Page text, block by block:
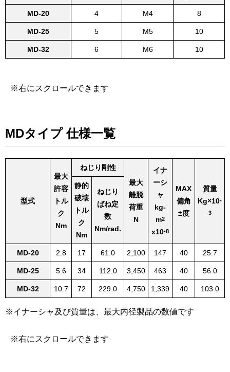
MD-20 4 M4 8
MD-25 5 M5 10
MD-32 6 M6 10
MDタイプ 仕様一覧
型式
最大
許容
トル
ク
Nm
ねじり剛性
最大
離脱
荷重
N
イナ
ーシ
ャ
kg-
m2
x10-8
MAX
偏角
±度
質量
Kg×10-
3
静的
破壊
トル
ク
Nm
ねじり
ばね定
数
Nm/rad.
MD-20 2.8 17 61.0 2,100 147 40 25.7
MD-25 5.6 34 112.0 3,450 463 40 56.0
MD-32 10.7 72 229.0 4,750 1,339 40 103.0
イナーシャ及び質量は、最大内径製品の数値です